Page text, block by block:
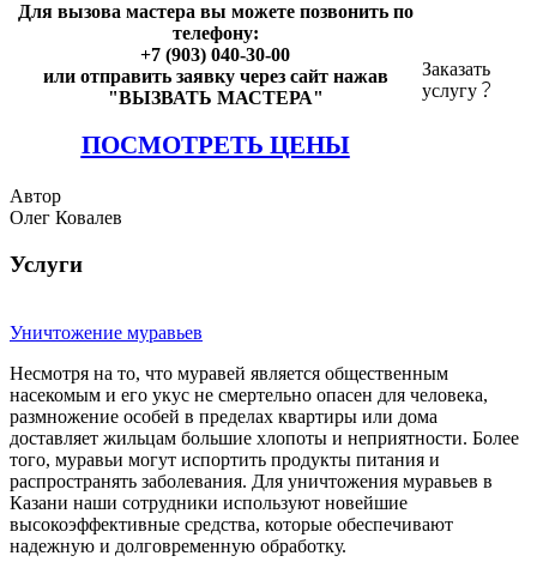
Для вызова мастера вы можете позвонить по
телефону:
+7 (903) 040-30-00
или отправить заявку через сайт нажав
"ВЫЗВАТЬ МАСТЕРА"
ПОСМОТРЕТЬ ЦЕНЫ
Заказать
услугу
Автор
Олег Ковалев
Услуги
Уничтожение муравьев
Несмотря на то, что муравей является общественным
насекомым и его укус не смертельно опасен для человека,
размножение особей в пределах квартиры или дома
доставляет жильцам большие хлопоты и неприятности. Более
того, муравьи могут испортить продукты питания и
распространять заболевания. Для уничтожения муравьев в
Казани наши сотрудники используют новейшие
высокоэффективные средства, которые обеспечивают
надежную и долговременную обработку.